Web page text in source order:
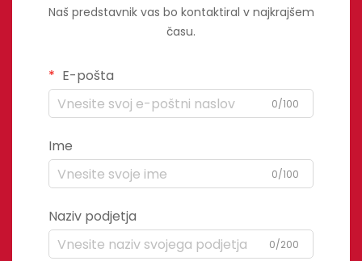
Naš predstavnik vas bo kontaktiral v najkrajšem
času.
E-pošta
0/100
Ime
0/100
Naziv podjetja
0/200